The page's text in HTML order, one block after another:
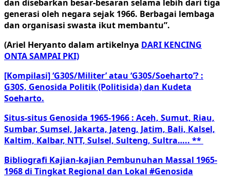
dan disebarkan besar-besaran selama lebih dari tiga
generasi oleh negara sejak 1966. Berbagai lembaga
dan organisasi swasta ikut membantu”.
(Ariel Heryanto dalam artikelnya DARI KENCING
ONTA SAMPAI PKI)
[Kompilasi] ‘G30S/Militer’ atau ‘G30S/Soeharto’? :
G30S, Genosida Politik (Politisida) dan Kudeta
Soeharto.
Situs-situs Genosida 1965-1966 : Aceh, Sumut, Riau,
Sumbar, Sumsel, Jakarta, Jateng, Jatim, Bali, Kalsel,
Kaltim, Kalbar, NTT, Sulsel, Sulteng, Sultra….. **
Bibliografi Kajian-kajian Pembunuhan Massal 1965-
1968 di Tingkat Regional dan Lokal #Genosida